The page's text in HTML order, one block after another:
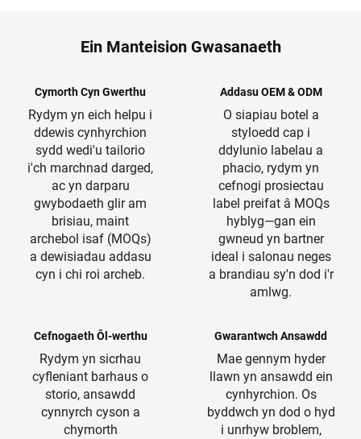
Ein Manteision Gwasanaeth
Cymorth Cyn Gwerthu
Rydym yn eich helpu i
ddewis cynhyrchion
sydd wedi'u tailorio
i'ch marchnad darged,
ac yn darparu
gwybodaeth glir am
brisiau, maint
archebol isaf (MOQs)
a dewisiadau addasu
cyn i chi roi archeb.
Addasu OEM & ODM
O siapiau botel a
styloedd cap i
ddylunio labelau a
phacio, rydym yn
cefnogi prosiectau
label preifat â MOQs
hyblyg—gan ein
gwneud yn bartner
ideal i salonau neges
a brandiau sy'n dod i'r
amlwg.
Cefnogaeth Ôl-werthu
Rydym yn sicrhau
cyfleniant barhaus o
storio, ansawdd
cynnyrch cyson a
chymorth
Gwarantwch Ansawdd
Mae gennym hyder
llawn yn ansawdd ein
cynhyrchion. Os
byddwch yn dod o hyd
i unrhyw broblem,